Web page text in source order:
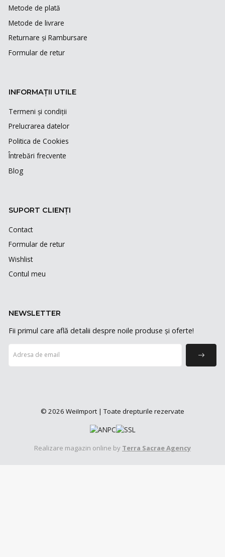
Metode de plată
Metode de livrare
Returnare și Rambursare
Formular de retur
INFORMAȚII UTILE
Termeni și condiții
Prelucrarea datelor
Politica de Cookies
Întrebări frecvente
Blog
SUPORT CLIENȚI
Contact
Formular de retur
Wishlist
Contul meu
NEWSLETTER
Fii primul care află detalii despre noile produse și oferte!
© 2026 WeiImport | Toate drepturile rezervate
Realizare magazin online by Terra Sacrae Agency